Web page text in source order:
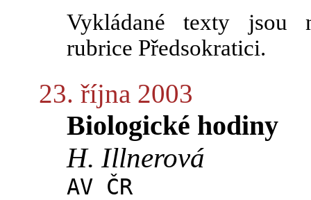
Vykládané texty
rubrice Předsokratici.
23. října 2003
Biologické hodiny
H. Illnerová
AV ČR